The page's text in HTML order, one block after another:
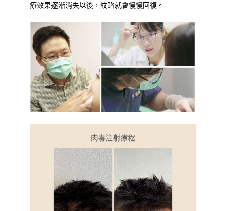
療效果逐漸消失以後，紋路就會慢慢回復。